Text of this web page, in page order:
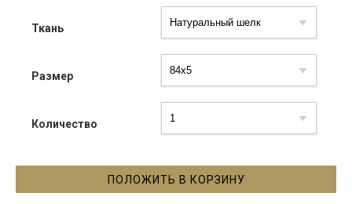
Ткань
Размер
Количество